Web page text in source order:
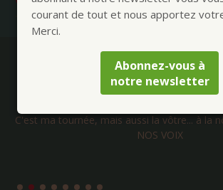
courant de tout et nous apportez
Merci.
Abonnez-vous à
notre newsletter
Publications à la Une !
Claude Brame Tour
C'est ma tournée, mais aussi la vôtre... à la
NOS VOIX